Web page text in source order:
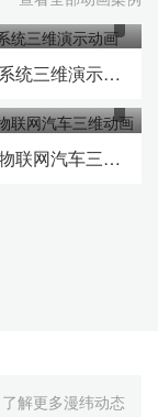
集中润滑系统三维演示动画
一汽奔腾物联网汽车三维动画
了解更多漫纬动态